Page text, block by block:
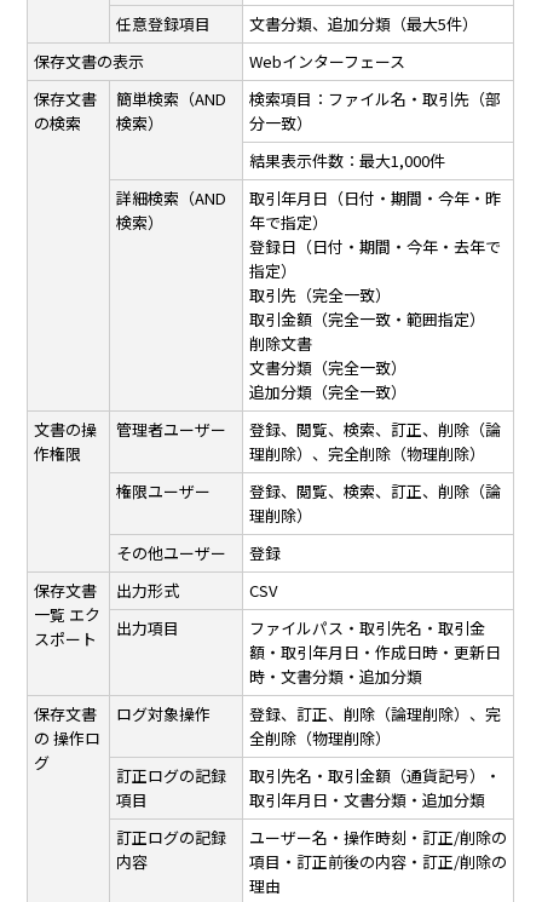
任意登録項目
文書分類、追加分類（最大5件）
保存文書の表示
Webインターフェース
保存文書
の検索
簡単検索（AND
検索）
検索項目：ファイル名・取引先（部
分一致）
結果表示件数：最大1,000件
詳細検索（AND
検索）
取引年月日（日付・期間・今年・昨
年で指定）
登録日（日付・期間・今年・去年で
指定）
取引先（完全一致）
取引金額（完全一致・範囲指定）
削除文書
文書分類（完全一致）
追加分類（完全一致）
文書の操
作権限
管理者ユーザー
登録、閲覧、検索、訂正、削除（論
理削除）、完全削除（物理削除）
権限ユーザー
登録、閲覧、検索、訂正、削除（論
理削除）
その他ユーザー
登録
保存文書
一覧 エク
スポート
出力形式
CSV
出力項目
ファイルパス・取引先名・取引金
額・取引年月日・作成日時・更新日
時・文書分類・追加分類
保存文書
の 操作ロ
グ
ログ対象操作
登録、訂正、削除（論理削除）、完
全削除（物理削除）
訂正ログの記録
項目
取引先名・取引金額（通貨記号）・
取引年月日・文書分類・追加分類
訂正ログの記録
内容
ユーザー名・操作時刻・訂正/削除の
項目・訂正前後の内容・訂正/削除の
理由